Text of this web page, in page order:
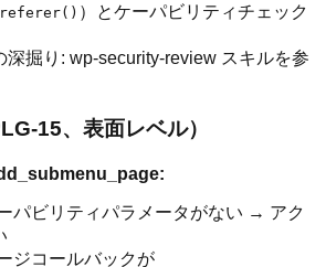
）とケーパビリティチェック
深掘り: wp-security-review スキルを参
15、表面レベル）
パビリティパラメータがない → アク
ジコールバックが